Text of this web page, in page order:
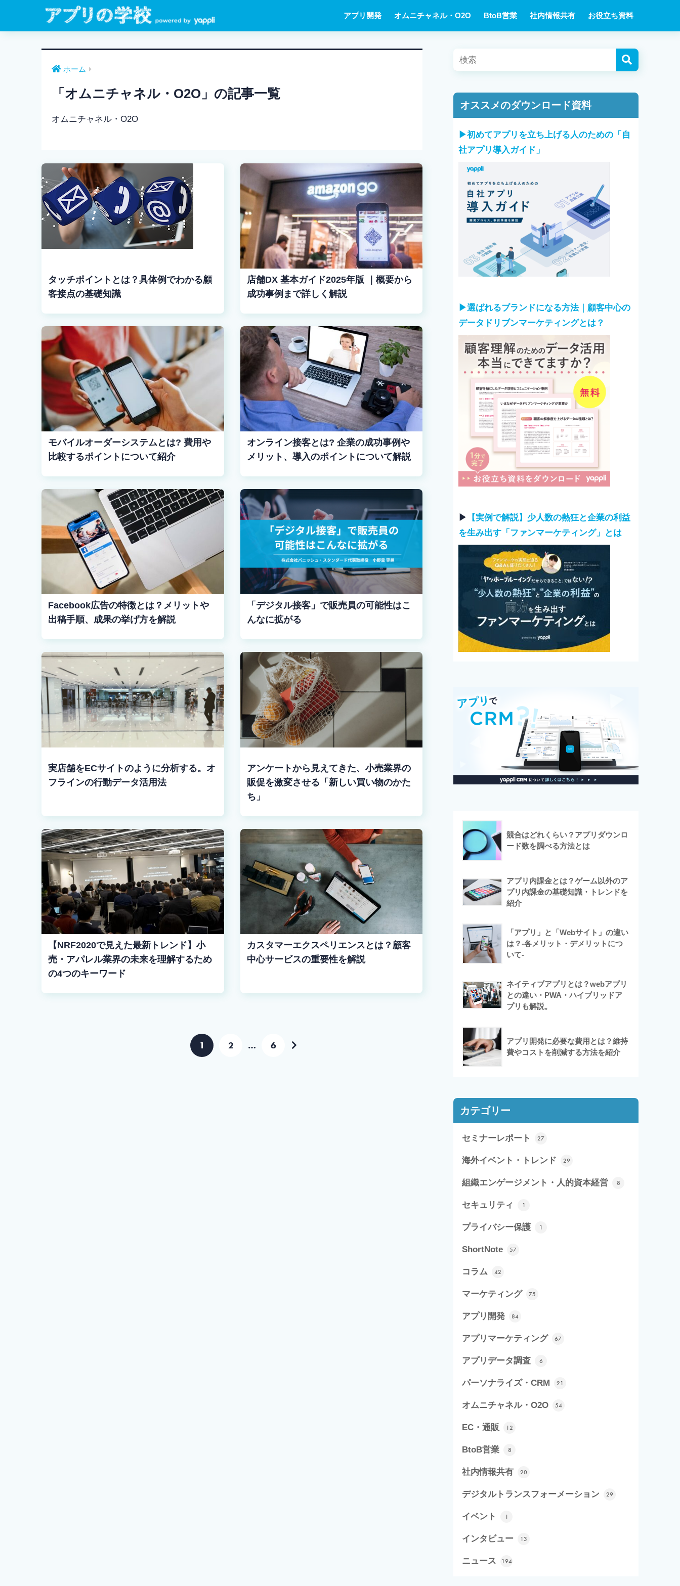
アプリ開発 オムニチャネル・O2O BtoB営業 社内情報共有 お役立ち資料
ホーム
「オムニチャネル・O2O」の記事一覧
オムニチャネル・O2O
タッチポイントとは？具体例でわかる顧
客接点の基礎知識
店舗DX 基本ガイド2025年版 ｜概要から
成功事例まで詳しく解説
モバイルオーダーシステムとは? 費用や
比較するポイントについて紹介
オンライン接客とは? 企業の成功事例や
メリット、導入のポイントについて解説
Facebook広告の特徴とは？メリットや
出稿手順、成果の挙げ方を解説
「デジタル接客」で販売員の可能性はこ
んなに拡がる
実店舗をECサイトのように分析する。オ
フラインの行動データ活用法
アンケートから見えてきた、小売業界の
販促を激変させる「新しい買い物のかた
ち」
【NRF2020で見えた最新トレンド】小
売・アパレル業界の未来を理解するため
の4つのキーワード
カスタマーエクスペリエンスとは？顧客
中心サービスの重要性を解説
1 2 … 6
オススメのダウンロード資料
▶︎初めてアプリを立ち上げる人のための「自
社アプリ導入ガイド」
▶︎選ばれるブランドになる方法｜顧客中心の
データドリブンマーケティングとは？
▶︎
【実例で解説】少人数の熱狂と企業の利益
を生み出す「ファンマーケティング」とは
競合はどれくらい？アプリダウンロ
ード数を調べる方法とは
アプリ内課金とは？ゲーム以外のア
プリ内課金の基礎知識・トレンドを
紹介
「アプリ」と「Webサイト」の違い
は？-各メリット・デメリットにつ
いて-
ネイティブアプリとは？webアプリ
との違い・PWA・ハイブリッドア
プリも解説。
アプリ開発に必要な費用とは？維持
費やコストを削減する方法を紹介
カテゴリー
セミナーレポート 27
海外イベント・トレンド 29
組織エンゲージメント・人的資本経営 8
セキュリティ 1
プライバシー保護 1
ShortNote 57
コラム 42
マーケティング 75
アプリ開発 84
アプリマーケティング 67
アプリデータ調査 6
パーソナライズ・CRM 21
オムニチャネル・O2O 54
EC・通販 12
BtoB営業 8
社内情報共有 20
デジタルトランスフォーメーション 29
イベント 1
インタビュー 13
ニュース 194